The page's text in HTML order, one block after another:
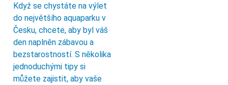
Když se chystáte na výlet
do největšího aquaparku v
Česku, chcete, aby byl váš
den naplněn zábavou a
bezstarostností. S několika
jednoduchými tipy si
můžete zajistit, aby vaše